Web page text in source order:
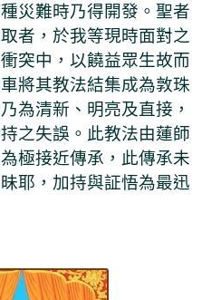
災難時乃得開發。聖者
者，於我等現時面對之
突中，以饒益眾生故而
將其教法結集成為敦珠
為清新、明亮及直接，
之失誤。此教法由蓮師
極接近傳承，此傳承未
耶，加持與証悟為最迅